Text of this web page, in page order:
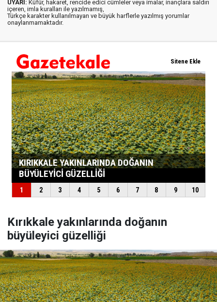
UYARI: Küfür, hakaret, rencide edici cümleler veya imalar, inançlara saldırı
içeren, imla kuralları ile yazılmamış,
Türkçe karakter kullanılmayan ve büyük harflerle yazılmış yorumlar
onaylanmamaktadır.
Kırıkkale yakınlarında doğanın
büyüleyici güzelliği